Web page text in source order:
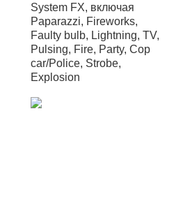
System FX, включая
Paparazzi, Fireworks,
Faulty bulb, Lightning, TV,
Pulsing, Fire, Party, Cop
car/Police, Strobe,
Explosion